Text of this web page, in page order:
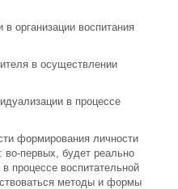
организации воспитания
в осуществлении
в процессе
формирования личности
во-первых, будет реально
процессе воспитательной
методы и формы